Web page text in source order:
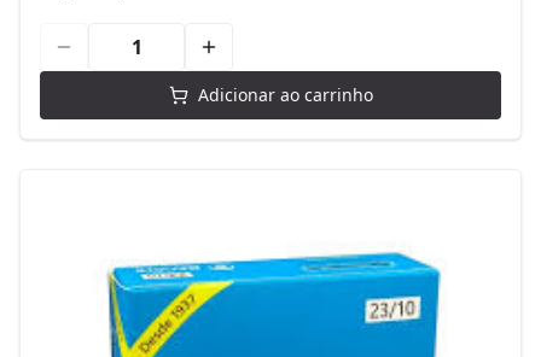
Adicionar ao carrinho